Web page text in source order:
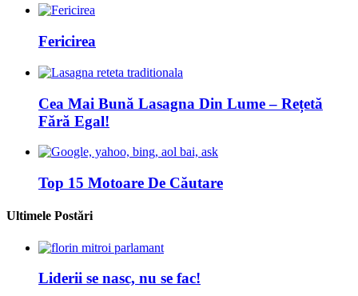
Fericirea
Cea Mai Bună Lasagna Din Lume – Rețetă
Fără Egal!
Top 15 Motoare De Căutare
Ultimele Postări
Liderii se nasc, nu se fac!